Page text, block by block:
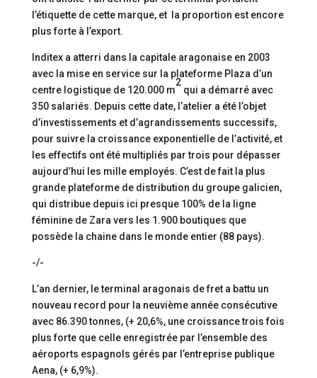
l’étiquette de cette marque, et la proportion est encore
plus forte à l’export.
Inditex a atterri dans la capitale aragonaise en 2003
avec la mise en service sur la plateforme Plaza d’un
centre logistique de 120.000 m
2
qui a démarré avec
350 salariés. Depuis cette date, l’atelier a été l’objet
d’investissements et d’agrandissements successifs,
pour suivre la croissance exponentielle de l’activité, et
les effectifs ont été multipliés par trois pour dépasser
aujourd’hui les mille employés. C’est de fait la plus
grande plateforme de distribution du groupe galicien,
qui distribue depuis ici presque 100% de la ligne
féminine de Zara vers les 1.900 boutiques que
possède la chaine dans le monde entier (88 pays).
-/-
L’an dernier, le terminal aragonais de fret a battu un
nouveau record pour la neuvième année consécutive
avec 86.390 tonnes, (+ 20,6%, une croissance trois fois
plus forte que celle enregistrée par l’ensemble des
aéroports espagnols gérés par l’entreprise publique
Aena, (+ 6,9%).